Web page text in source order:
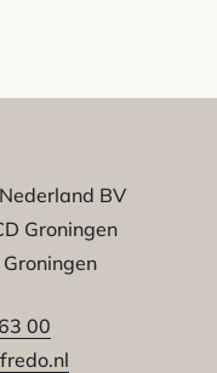
BV
Groningen
00